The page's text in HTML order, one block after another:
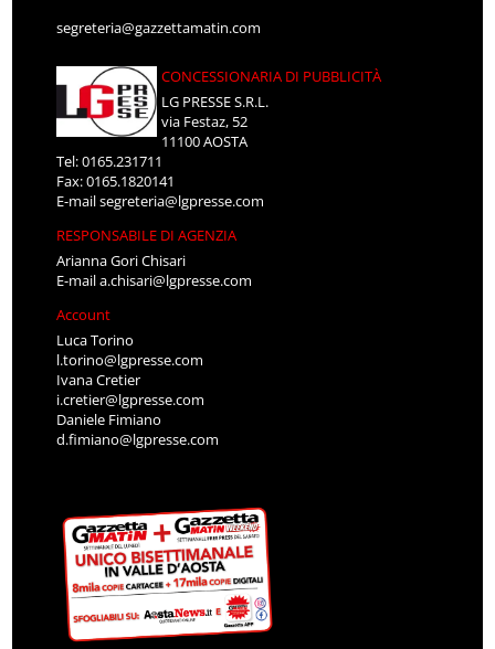
segreteria@gazzettamatin.com
CONCESSIONARIA DI PUBBLICITÀ
LG PRESSE S.R.L.
via Festaz, 52
11100 AOSTA
Tel: 0165.231711
Fax: 0165.1820141
E-mailsegreteria@lgpresse.com
RESPONSABILE DI AGENZIA
Arianna Gori Chisari
E-maila.chisari@lgpresse.com
Account
Luca Torino
l.torino@lgpresse.com
Ivana Cretier
i.cretier@lgpresse.com
Daniele Fimiano
d.fimiano@lgpresse.com